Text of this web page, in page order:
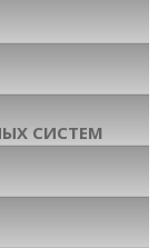
СИСТЕМ